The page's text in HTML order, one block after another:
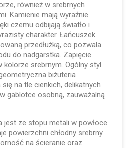
również w srebrnych
Kamienie mają wyraźnie
czemu odbijają światło i
charakter. Łańcuszek
przedłużką, co pozwala
do nadgarstka. Zapięcie
kolorze srebrnym. Ogólny styl
biżuteria
na tle cienkich, delikatnych
gablotce osobną, zauważalną
jest ze stopu metali w powłoce
powierzchni chłodny srebrny
na ścieranie oraz